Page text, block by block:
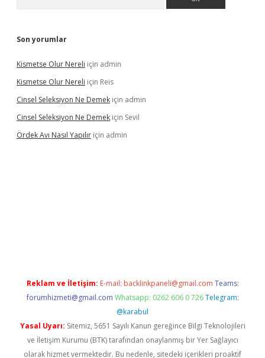
Son yorumlar
Kismetse Olur Nereli için admin
Kismetse Olur Nereli için Reis
Cinsel Seleksiyon Ne Demek için admin
Cinsel Seleksiyon Ne Demek için Sevil
Ördek Avı Nasıl Yapılır için admin
Reklam ve İletişim: E-mail: backlinkpaneli@gmail.com Teams:
forumhizmeti@gmail.com Whatsapp: 0262 606 0 726 Telegram:
@karabul
Yasal Uyarı: Sitemiz, 5651 Sayılı Kanun gereğince Bilgi Teknolojileri
ve İletişim Kurumu (BTK) tarafından onaylanmış bir Yer Sağlayıcı
olarak hizmet vermektedir. Bu nedenle, sitedeki içerikleri proaktif